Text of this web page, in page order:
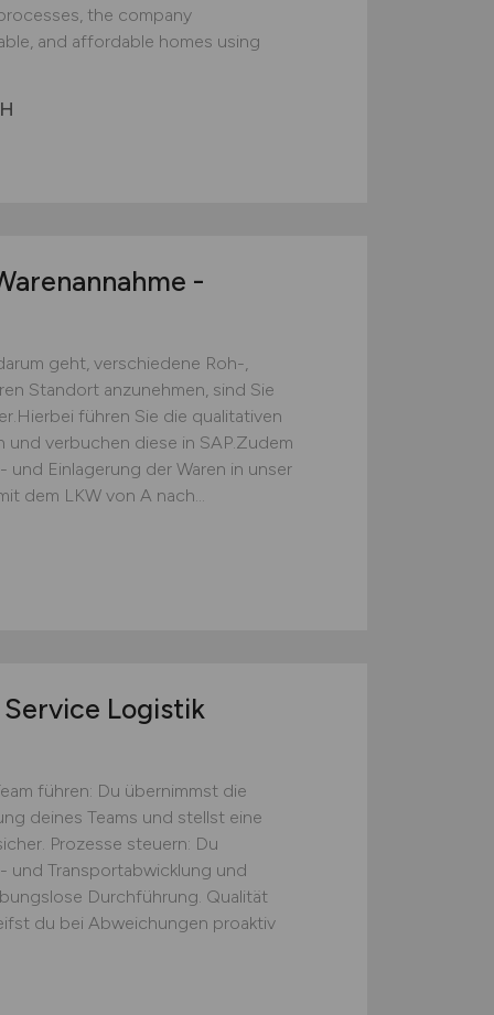
the company
and affordable homes using
-
geht, verschiedene Roh-,
Standort anzunehmen, sind Sie
führen Sie die qualitativen
verbuchen diese in SAP.Zudem
Einlagerung der Waren in unser
dem LKW von A nach...
Logistik
führen: Du übernimmst die
deines Teams und stellst eine
Prozesse steuern: Du
und Transportabwicklung und
Durchführung. Qualität
du bei Abweichungen proaktiv